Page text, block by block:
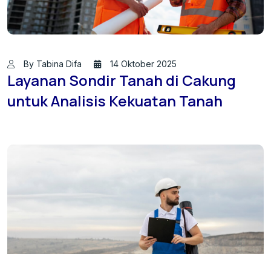
By Tabina Difa 14 Oktober 2025
Layanan Sondir Tanah di Cakung
untuk Analisis Kekuatan Tanah